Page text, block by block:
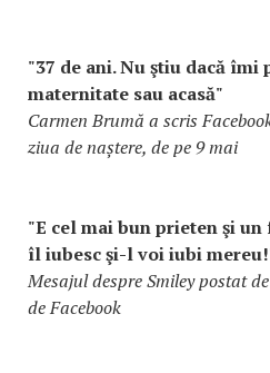
"37 de ani. Nu ştiu dacă îmi
maternitate sau acasă"
Carmen Brumă a scris
ziua de naștere, de pe 9 mai
"E cel mai bun prieten şi
îl iubesc şi-l voi iubi
Mesajul despre Smiley postat
de Facebook